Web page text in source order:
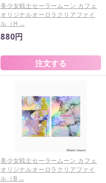
美少女戦士セーラームーン カフェ
オリジナルオーロラクリアファイ
ル（H …
880円
美少女戦士セーラームーン カフェ
オリジナルオーロラクリアファイ
ル（B …